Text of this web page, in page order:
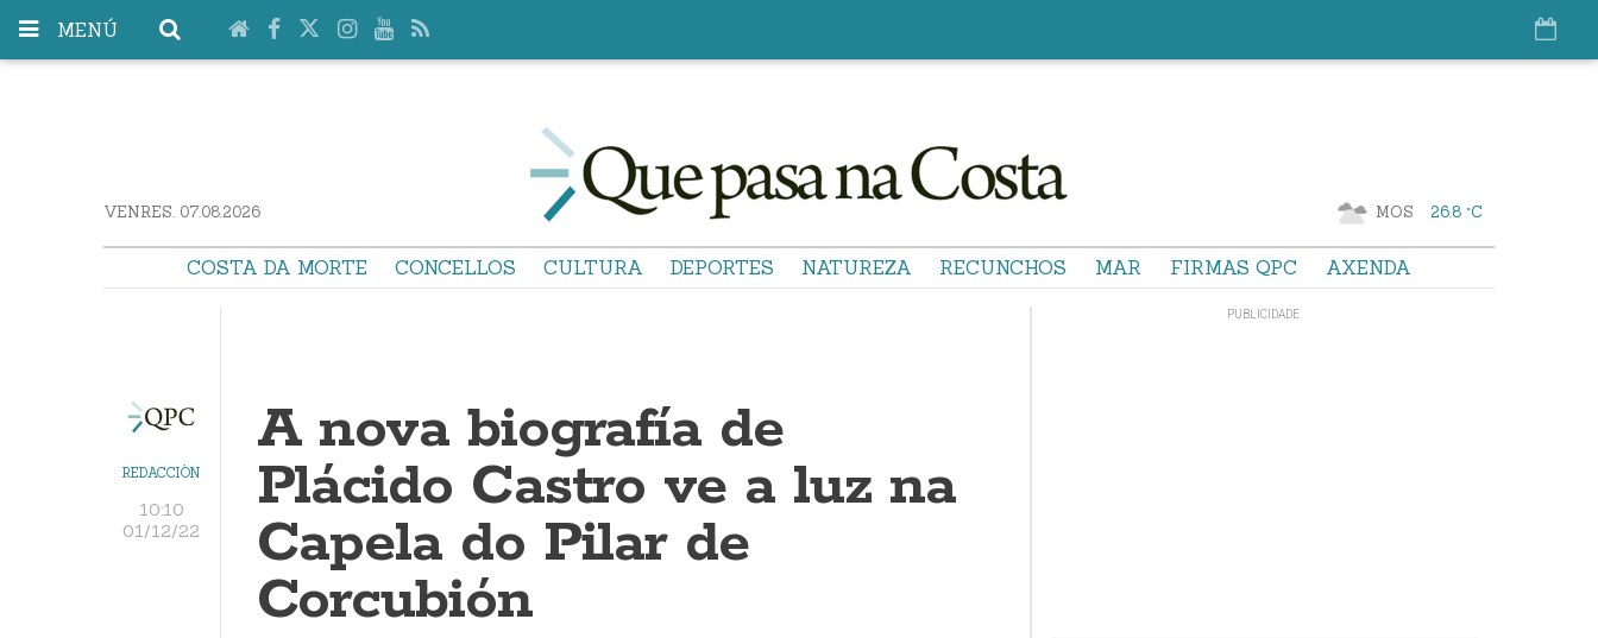
MENÚ
VENRES. 07.08.2026 MOS 26.8 °C
COSTA DA MORTE CONCELLOS CULTURA DEPORTES NATUREZA RECUNCHOS MAR FIRMAS QPC AXENDA
REDACCIÓN
10:10
01/12/22
A nova biografía de
Plácido Castro ve a luz na
Capela do Pilar de
Corcubión